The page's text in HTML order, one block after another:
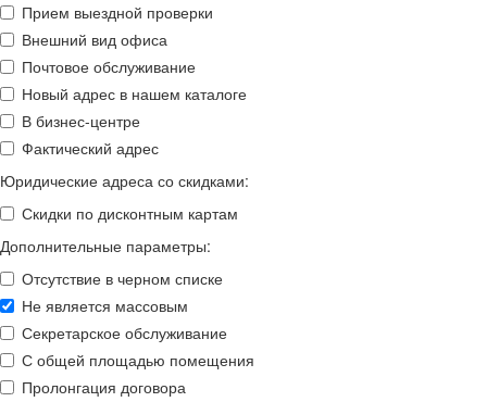
Прием выездной проверки
Внешний вид офиса
Почтовое обслуживание
Новый адрес в нашем каталоге
В бизнес-центре
Фактический адрес
Юридические адреса со скидками:
Скидки по дисконтным картам
Дополнительные параметры:
Отсутствие в черном списке
Не является массовым
Секретарское обслуживание
С общей площадью помещения
Пролонгация договора